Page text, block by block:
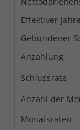
Effektiver
Gebundener
Anzahlung
Schlussrate
Anzahl der
Monatsraten